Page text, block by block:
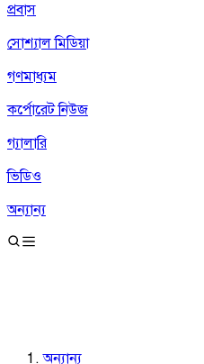
প্রবাস
সোশ্যাল মিডিয়া
গণমাধ্যম
কর্পোরেট নিউজ
গ্যালারি
ভিডিও
অন্যান্য
অন্যান্য